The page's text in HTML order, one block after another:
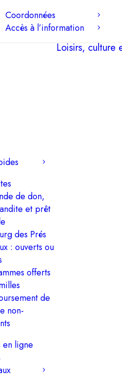
Coordonnées
Accès à l’information
de don,
et prêt
des Prés
: ouverts ou
offerts
de
non-
en ligne
Loisirs, culture